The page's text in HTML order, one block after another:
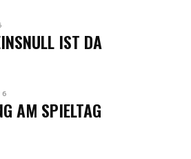
IST DA
AM SPIELTAG